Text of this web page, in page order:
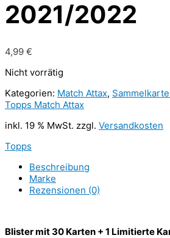
2021/2022
4,99 €
Nicht vorrätig
Kategorien: Match Attax,
Topps Match Attax
inkl. 19 % MwSt. zzgl. Versandkosten
Topps
Beschreibung
Marke
Rezensionen (0)
Blister mit 30 Karten + 1 Limitierte